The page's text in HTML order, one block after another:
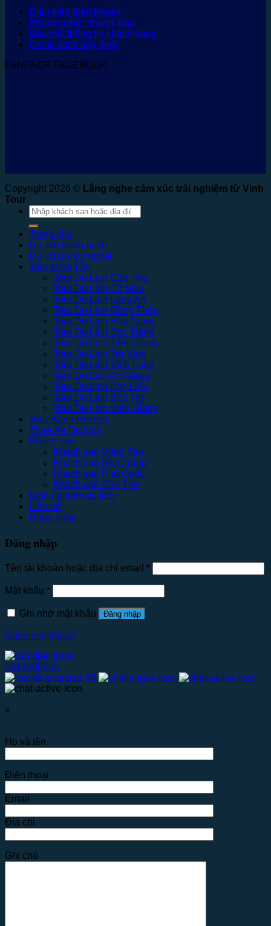
Điều kiện điều khoản
Phương thức thanh toán
Bảo mật thông tin khách hàng
Chính sách quy định
FANPAGE FACEBOOK
Copyright 2026 © Lắng nghe cảm xúc trải nghiệm từ Vinh
Tour
Tìm
kiếm:
Trang chủ
Du lịch trong nước
Du lịch nước ngoài
Tour Miền Tây
Tour Du Lịch Cần Thơ
Tour Du Lịch Cà Mau
Tour Du Lịch Long An
Tour Du Lịch Đồng Tháp
Tour Du Lịch Hậu Giang
Tour Du Lịch Sóc Trăng
Tour Du Lịch Tiền Giang
Tour Du Lịch Trà Vinh
Tour Du Lịch Vĩnh Long
Tour Du Lịch An Giang
Tour Du Lịch Bạc Liêu
Tour Du Lịch Bến Tre
Tour Du Lịch Kiên Giang
Tour Hành Hương
Thuê Xe Du Lịch
Khách sạn
Khách sạn Vũng Tàu
Khách sạn Nha Trang
Khách sạn Phú Quốc
Khách sạn Cần Thơ
Kinh nghiệm du lịch
Liên hệ
Đăng nhập
Đăng nhập
Tên tài khoản hoặc địa chỉ email *
Mật khẩu *
Ghi nhớ mật khẩu Đăng nhập
Quên mật khẩu?
0914000065
×
Họ và tên
Điện thoại
Email
Địa chỉ
Ghi chú